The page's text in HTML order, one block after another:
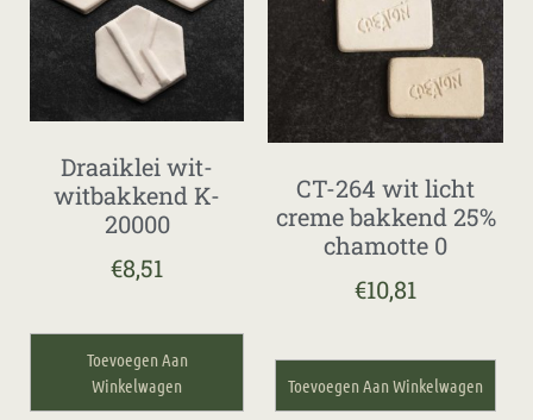
Draaiklei wit-
witbakkend K-
20000
€8,51
Toevoegen Aan
Winkelwagen
CT-264 wit licht
creme bakkend 25%
chamotte 0
€10,81
Toevoegen Aan Winkelwagen